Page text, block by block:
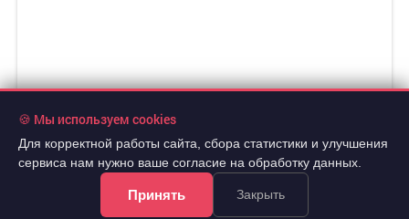
🍪 Мы используем cookies
Для корректной работы сайта, сбора статистики и улучшения
сервиса нам нужно ваше согласие на обработку данных.
Принять Закрыть